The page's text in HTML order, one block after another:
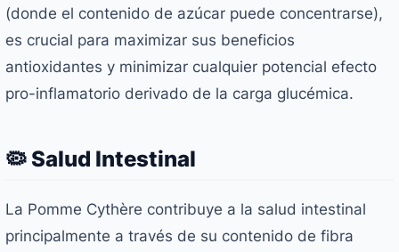
(donde el contenido de azúcar puede concentrarse),
es crucial para maximizar sus beneficios
antioxidantes y minimizar cualquier potencial efecto
pro-inflamatorio derivado de la carga glucémica.
🦠 Salud Intestinal
La Pomme Cythère contribuye a la salud intestinal
principalmente a través de su contenido de fibra